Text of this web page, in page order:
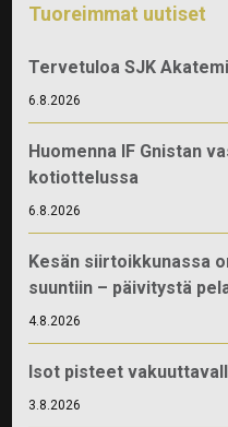
Tuoreimmat uutiset
Tervetuloa SJK
6.8.2026
Huomenna IF Gnistan
kotiottelussa
6.8.2026
Kesän siirtoikkunassa
suuntiin – päivitystä
4.8.2026
Isot pisteet
3.8.2026